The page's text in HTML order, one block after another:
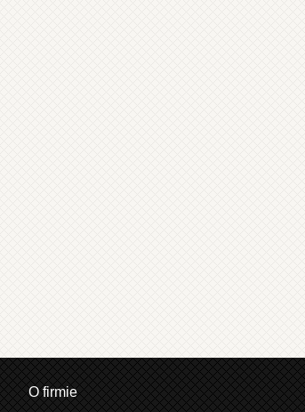
O firmie